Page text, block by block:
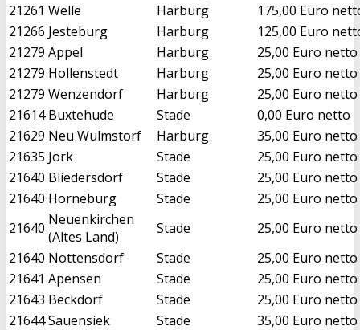
21261 Welle Harburg
175,00 Euro
21266 Jesteburg Harburg
125,00 Euro
21279 Appel Harburg
25,00 Euro netto
21279 Hollenstedt Harburg
25,00 Euro netto
21279 Wenzendorf Harburg
25,00 Euro netto
21614 Buxtehude Stade
0,00 Euro netto
21629 Neu Wulmstorf Harburg
35,00 Euro netto
21635 Jork Stade
25,00 Euro netto
21640 Bliedersdorf Stade
25,00 Euro netto
21640 Horneburg Stade
25,00 Euro netto
21640 Neuenkirchen
(Altes Land)
Stade
25,00 Euro netto
21640 Nottensdorf Stade
25,00 Euro netto
21641 Apensen Stade
25,00 Euro netto
21643 Beckdorf Stade
25,00 Euro netto
21644Sauensiek Stade
35,00 Euro netto